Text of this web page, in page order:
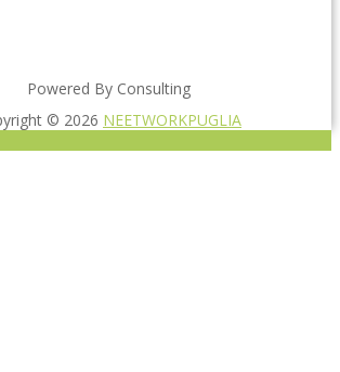
Powered By Consulting
© 2026 NEETWORKPUGLIA